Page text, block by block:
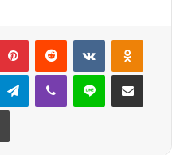
PinterestReddit VKontakte
TelegramViber Line E-Posta ile
Yazdır